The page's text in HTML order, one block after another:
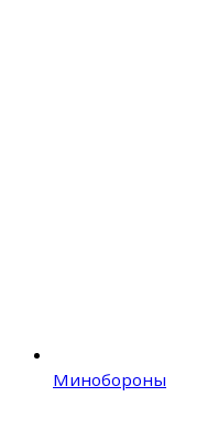
Минобороны